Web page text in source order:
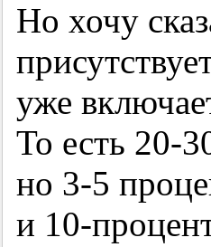
Но хочу
уже
То есть 20-
но 3-5
и 10-